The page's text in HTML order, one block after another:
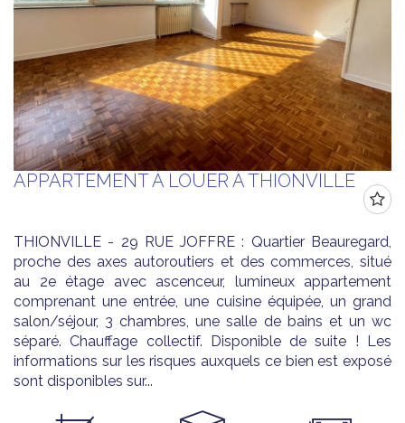
APPARTEMENT À LOUER À THIONVILLE
THIONVILLE - 29 RUE JOFFRE : Quartier Beauregard,
proche des axes autoroutiers et des commerces, situé
au 2e étage avec ascenceur, lumineux appartement
comprenant une entrée, une cuisine équipée, un grand
salon/séjour, 3 chambres, une salle de bains et un wc
séparé. Chauffage collectif. Disponible de suite ! Les
informations sur les risques auxquels ce bien est exposé
sont disponibles sur...